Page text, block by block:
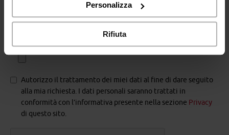
Personalizza
Rifiuta
Autorizzo il trattamento dei miei dati al fine di dare seguito
alla mia richiesta. I dati personali saranno trattati in
conformità con l’informativa presente nella sezione Privacy
di questo sito.